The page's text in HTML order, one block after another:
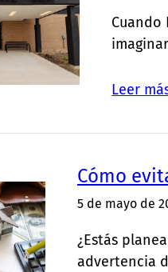
Cuando
Leer
Cómo
5 de mayo de
¿Estás
advertencia